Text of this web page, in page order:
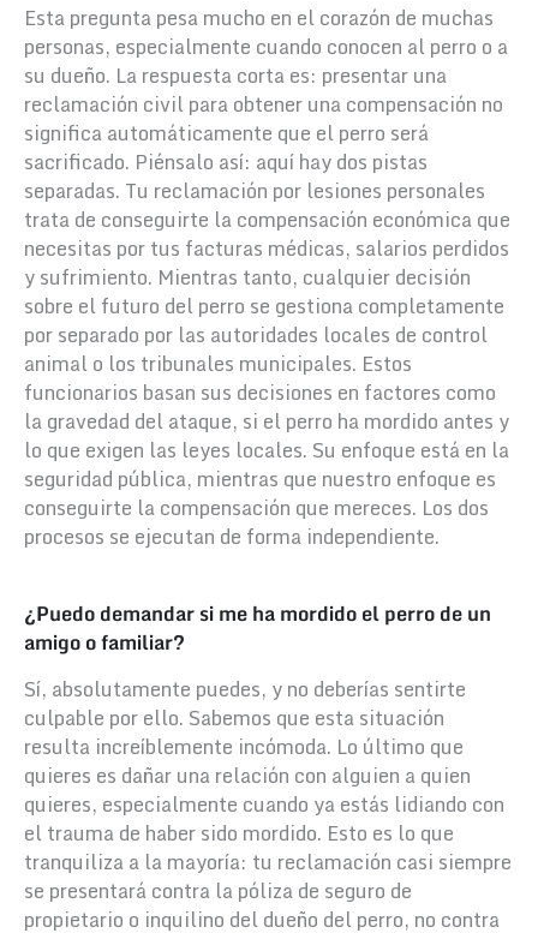
Esta pregunta pesa mucho en el corazón de muchas
personas, especialmente cuando conocen al perro o a
su dueño. La respuesta corta es: presentar una
reclamación civil para obtener una compensación no
significa automáticamente que el perro será
sacrificado. Piénsalo así: aquí hay dos pistas
separadas. Tu reclamación por lesiones personales
trata de conseguirte la compensación económica que
necesitas por tus facturas médicas, salarios perdidos
y sufrimiento. Mientras tanto, cualquier decisión
sobre el futuro del perro se gestiona completamente
por separado por las autoridades locales de control
animal o los tribunales municipales. Estos
funcionarios basan sus decisiones en factores como
la gravedad del ataque, si el perro ha mordido antes y
lo que exigen las leyes locales. Su enfoque está en la
seguridad pública, mientras que nuestro enfoque es
conseguirte la compensación que mereces. Los dos
procesos se ejecutan de forma independiente.
¿Puedo demandar si me ha mordido el perro de un
amigo o familiar?
Sí, absolutamente puedes, y no deberías sentirte
culpable por ello. Sabemos que esta situación
resulta increíblemente incómoda. Lo último que
quieres es dañar una relación con alguien a quien
quieres, especialmente cuando ya estás lidiando con
el trauma de haber sido mordido. Esto es lo que
tranquiliza a la mayoría: tu reclamación casi siempre
se presentará contra la póliza de seguro de
propietario o inquilino del dueño del perro, no contra